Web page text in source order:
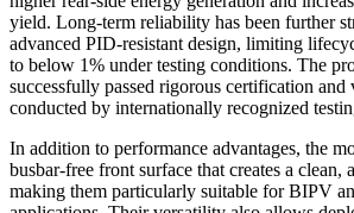
proprietary N-type wafer technology with
architecture, delivering strong performance
dimensions.
With a mass-production efficiency of up to
power output reaching 680W, the modules
enhanced resistance to fire risk, partial
accumulation, while offering a 30-year linear
15-year product warranty.